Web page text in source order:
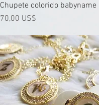
Vista rápida
Chupete colorido babyname
Precio
70,00 US$